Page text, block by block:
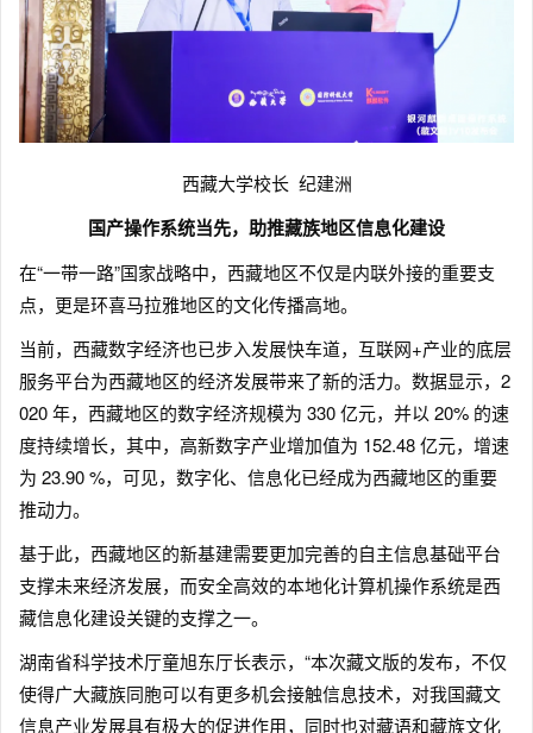
西藏大学校长 纪建洲
国产操作系统当先，助推藏族地区信息化建设
在“一带一路”国家战略中，西藏地区不仅是内联外接的重要支
点，更是环喜马拉雅地区的文化传播高地。
当前，西藏数字经济也已步入发展快车道，互联网+产业的底层
服务平台为西藏地区的经济发展带来了新的活力。数据显示，2
020 年，西藏地区的数字经济规模为 330 亿元，并以 20% 的速
度持续增长，其中，高新数字产业增加值为 152.48 亿元，增速
为 23.90 %，可见，数字化、信息化已经成为西藏地区的重要
推动力。
基于此，西藏地区的新基建需要更加完善的自主信息基础平台
支撑未来经济发展，而安全高效的本地化计算机操作系统是西
藏信息化建设关键的支撑之一。
湖南省科学技术厅童旭东厅长表示，“本次藏文版的发布，不仅
使得广大藏族同胞可以有更多机会接触信息技术，对我国藏文
信息产业发展具有极大的促进作用，同时也对藏语和藏族文化